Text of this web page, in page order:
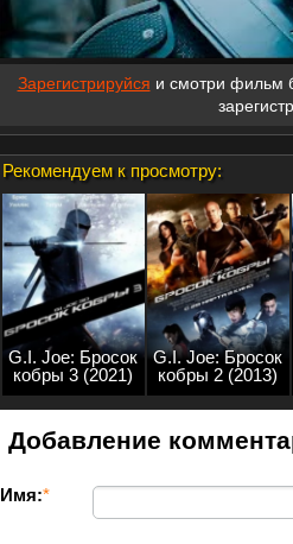
Зарегистрируйся и смотри фильм
Рекомендуем к просмотру:
G.I. Joe: Бросок
кобры 3 (2021)
G.I. Joe: Бросок
кобры 2 (2013)
Добавление
Имя:*